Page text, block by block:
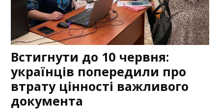
Встигнути до 10 червня:
українців попередили про
втрату цінності важливого
документа